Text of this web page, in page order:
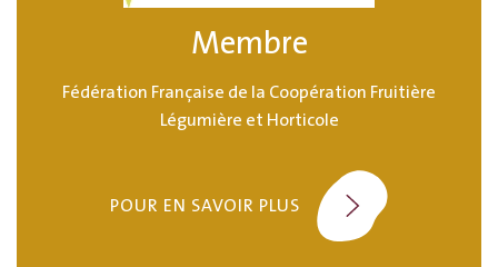
Membre
Fédération Française de la Coopération Fruitière
Légumière et Horticole
POUR EN SAVOIR PLUS